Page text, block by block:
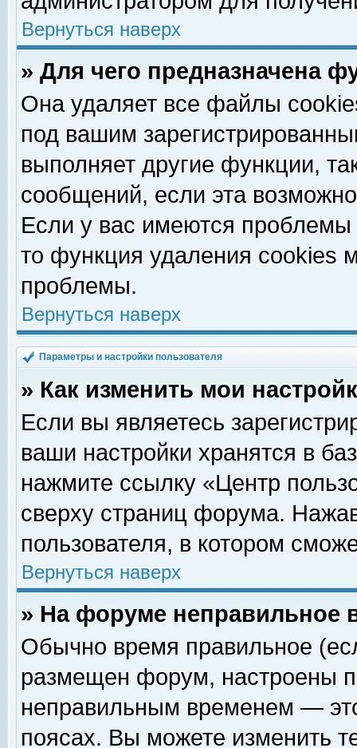
Вернуться наверх
» Для чего предназначена
Она удаляет все файлы
под вашим
выполняет другие функции,
сообщений, если эта
Если у вас имеются
то функция удаления cookies
проблемы.
Вернуться наверх
Параметры и настройки пользователя
» Как изменить мои
Если вы являетесь
ваши настройки хранятся в
нажмите ссылку «Центр
сверху страниц форума.
пользователя, в котором
Вернуться наверх
» На форуме неправильное
Обычно время правильное
размещен форум, настроены
неправильным временем —
поясах. Вы можете изменить